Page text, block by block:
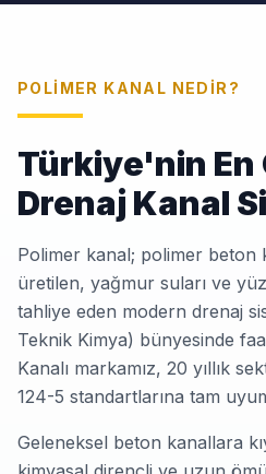
POLIMER KANAL NEDIR?
Türkiye'nin En
Drenaj Kanal
Polimer kanal; polimer beton
üretilen, yağmur suları ve
tahliye eden modern drenaj
Teknik Kimya) bünyesinde
Kanalı markamız, 20 yıllık
124-5 standartlarına tam
Geleneksel beton kanallara